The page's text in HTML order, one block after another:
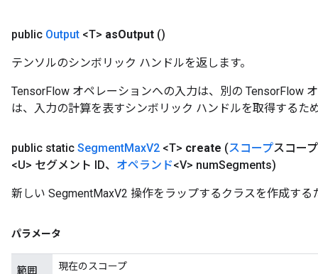
public Output <T> asOutput ()
テンソルのシンボリック ハンドルを返します。
TensorFlow オペレーションへの入力は、別の TensorFlow
は、入力の計算を表すシンボリック ハンドルを取得するた
public static SegmentMaxV2 <T> create (スコープスコー
<U> セグメント ID、 オペランド<V> numSegments)
新しい SegmentMaxV2 操作をラップするクラスを作成す
パラメータ
範囲 現在のスコープ